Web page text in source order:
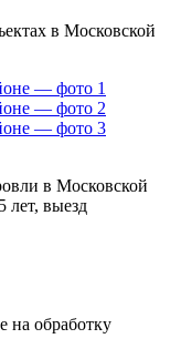
в Московской
в Московской
лет, выезд
на обработку